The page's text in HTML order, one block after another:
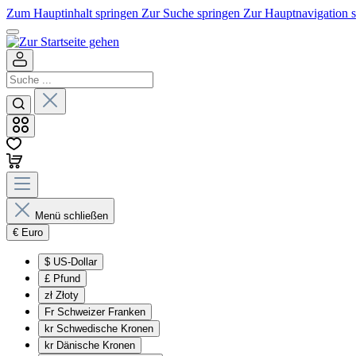
Zum Hauptinhalt springen Zur Suche springen Zur Hauptnavigation
Menü schließen
€ Euro
$ US-Dollar
£ Pfund
zł Złoty
Fr Schweizer Franken
kr Schwedische Kronen
kr Dänische Kronen